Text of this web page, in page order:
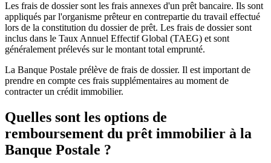
Les frais de dossier sont les frais annexes d'un prêt bancaire. Ils sont
appliqués par l'organisme prêteur en contrepartie du travail effectué
lors de la constitution du dossier de prêt. Les frais de dossier sont
inclus dans le Taux Annuel Effectif Global (TAEG) et sont
généralement prélevés sur le montant total emprunté.
La Banque Postale prélève de frais de dossier. Il est important de
prendre en compte ces frais supplémentaires au moment de
contracter un crédit immobilier.
Quelles sont les options de
remboursement du prêt immobilier à la
Banque Postale ?